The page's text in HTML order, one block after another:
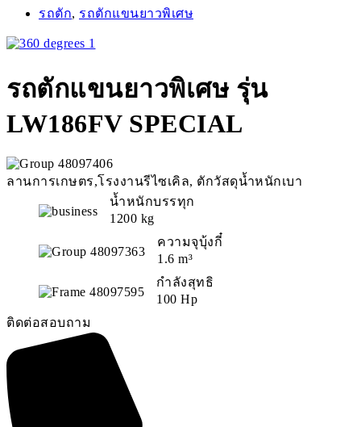
รถตัก, รถตักแขนยาวพิเศษ
รถตักแขนยาวพิเศษ รุ่น
LW186FV SPECIAL
ลานการเกษตร,โรงงานรีไซเคิล, ตักวัสดุน้ำหนักเบา
น้ำหนักบรรทุก
1200 kg
ความจุบุ้งกี๋
1.6 m³
กำลังสุทธิ
100 Hp
ติดต่อสอบถาม